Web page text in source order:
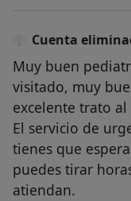
Cuenta
Muy buen
visitado, muy
excelente trato
El servicio de
tienes que
puedes tirar
atiendan.